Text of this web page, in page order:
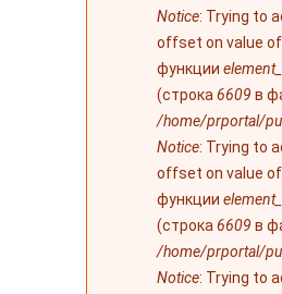
Notice: Trying to
offset on value
функции
(строка 6609 в
/home/prportal/
Notice: Trying to
offset on value
функции
(строка 6609 в
/home/prportal/
Notice: Trying to